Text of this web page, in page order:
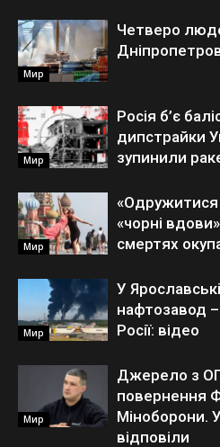
Мир
Четверо
Мир
Росія б’є
дипстрайки
зупинили
Мир
«Одружитися
«чорні
смертях
Мир
У
нафтозавод
Росії: відео
Мир
Джерело з
повернення
Міноборони.
відповіли